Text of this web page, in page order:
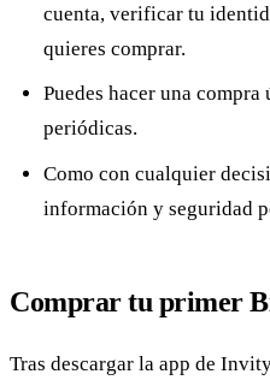
cuenta, verificar tu
quieres comprar.
Puedes hacer una
periódicas.
Como con cualquier
información y seguridad
Comprar tu primer
Tras descargar la app de